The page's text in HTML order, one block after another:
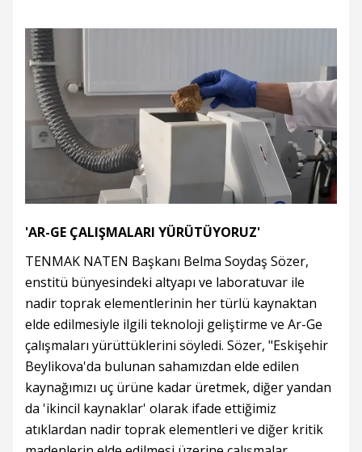
'AR-GE ÇALIŞMALARI YÜRÜTÜYORUZ'
TENMAK NATEN Başkanı Belma Soydaş Sözer,
enstitü bünyesindeki altyapı ve laboratuvar ile
nadir toprak elementlerinin her türlü kaynaktan
elde edilmesiyle ilgili teknoloji geliştirme ve Ar-Ge
çalışmaları yürüttüklerini söyledi. Sözer, "Eskişehir
Beylikova'da bulunan sahamızdan elde edilen
kaynağımızı uç ürüne kadar üretmek, diğer yandan
da 'ikincil kaynaklar' olarak ifade ettiğimiz
atıklardan nadir toprak elementleri ve diğer kritik